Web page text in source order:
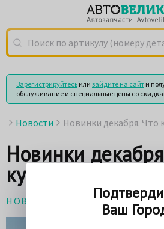
Поиск по артикулу (номеру детали)
Зарегистрируйтесь или зайдите на сайт и
обслуживание и специальные цены со
Новости Новинки декабря. Что
Новинки
купить?
НОВОСТИ 12 декабря 2018
Ваш